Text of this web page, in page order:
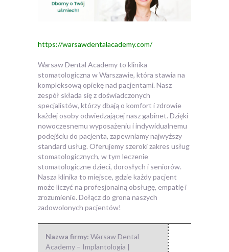
https://warsawdentalacademy.com/
Warsaw Dental Academy to klinika
stomatologiczna w Warszawie, która stawia na
kompleksową opiekę nad pacjentami. Nasz
zespół składa się zdoświadczonych
specjalistów, którzy dbają o komfort i zdrowie
każdej osoby odwiedzającej nasz gabinet. Dzięki
nowoczesnemu wyposażeniu i indywidualnemu
podejściu do pacjenta, zapewniamy najwyższy
standard usług. Oferujemy szeroki zakres usług
stomatologicznych, w tym leczenie
stomatologiczne dzieci, dorosłych i seniorów.
Nasza klinika to miejsce, gdzie każdy pacjent
może liczyć na profesjonalną obsługę, empatię i
zrozumienie. Dołącz do grona naszych
zadowolonych pacjentów!
Nazwa firmy: Warsaw Dental
Academy – Implantologia |